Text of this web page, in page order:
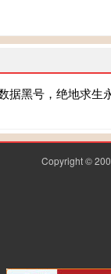
据黑号，绝地求
Copyright ©